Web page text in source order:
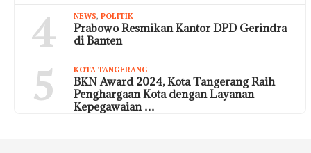
4 NEWS, POLITIK
Prabowo Resmikan Kantor DPD Gerindra
di Banten
5 KOTA TANGERANG
BKN Award 2024, Kota Tangerang Raih
Penghargaan Kota dengan Layanan
Kepegawaian …